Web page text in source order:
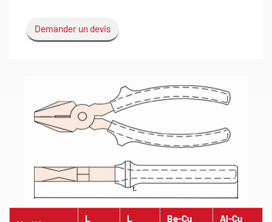
Demander un devis
L
L
Be-Cu
Al-Cu